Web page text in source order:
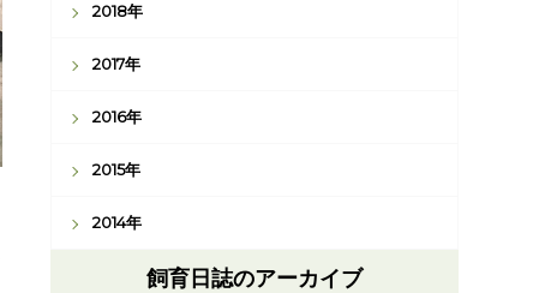
2018年
2017年
2016年
2015年
2014年
飼育日誌のアーカイブ